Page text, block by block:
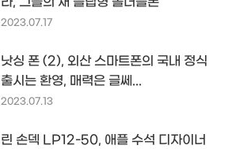
2023.07.17
낫싱 폰 (2), 외산 스마트폰의 국내 정식
출시는 환영, 매력은 글쎄...
2023.07.13
린 손덱 LP12-50, 애플 수석 디자이너